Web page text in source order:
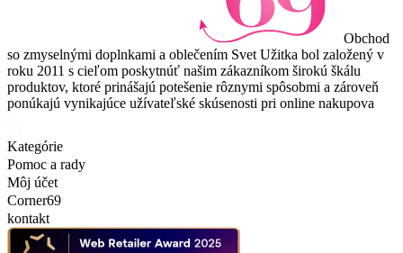
Obchod
so zmyselnými doplnkami a oblečením Svet Užitka bol založený v
roku 2011 s cieľom poskytnúť našim zákazníkom širokú škálu
produktov, ktoré prinášajú potešenie rôznymi spôsobmi a zároveň
ponúkajú vynikajúce užívateľské skúsenosti pri online nakupova
Kategórie
Pomoc a rady
Môj účet
Corner69
kontakt